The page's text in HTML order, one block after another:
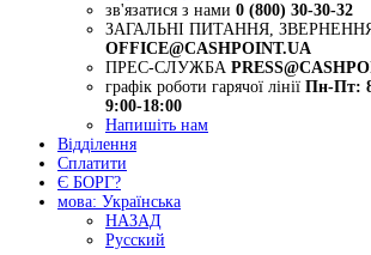
зв'язатися з нами 0 (800) 30-30-32
ЗАГАЛЬНІ ПИТАННЯ,
OFFICE@CASHPOINT.UA
ПРЕС-СЛУЖБА
графік роботи гарячої лінії Пн-Пт:
9:00-18:00
Напишіть нам
Відділення
Сплатити
Є БОРГ?
мова: Українська
НАЗАД
Русский